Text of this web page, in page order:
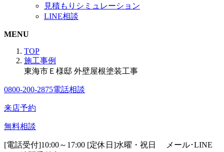
見積もりシミュレーション
LINE相談
MENU
TOP
施工事例
東海市Ｅ様邸 外壁屋根塗装工事
0800-200-2875電話相談
来店予約
無料相談
[電話受付]10:00～17:00 [定休日]水曜・祝日
メール･LINE